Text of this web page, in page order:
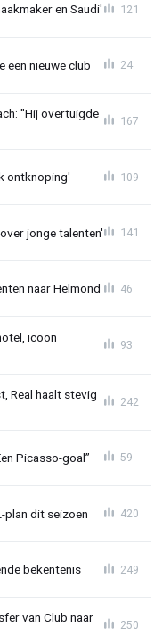
en Saudi' 121
een nieuwe club 24
"Hij overtuigde
167
ontknoping' 109
jonge talenten' 141
naar Helmond 46
icoon
93
Real haalt stevig
242
Picasso-goal” 59
dit seizoen 420
bekentenis 249
van Club naar
250